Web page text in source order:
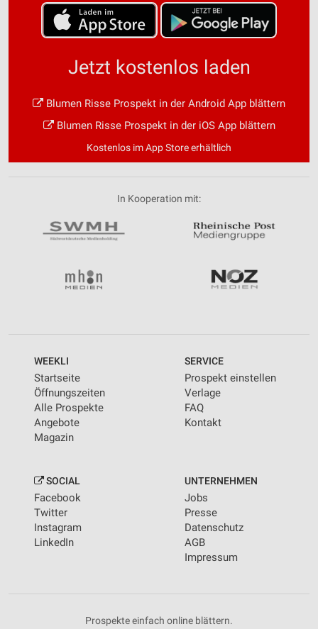
Jetzt kostenlos laden
Blumen Risse Prospekt in der Android App blättern
Blumen Risse Prospekt in der iOS App blättern
Kostenlos im App Store erhältlich
In Kooperation mit:
WEEKLI
Startseite
Öffnungszeiten
Alle Prospekte
Angebote
Magazin
SERVICE
Prospekt einstellen
Verlage
FAQ
Kontakt
SOCIAL
Facebook
Twitter
Instagram
LinkedIn
UNTERNEHMEN
Jobs
Presse
Datenschutz
AGB
Impressum
Prospekte einfach online blättern.